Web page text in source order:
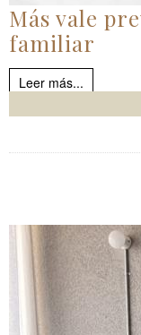
Más vale
familiar
Leer más...